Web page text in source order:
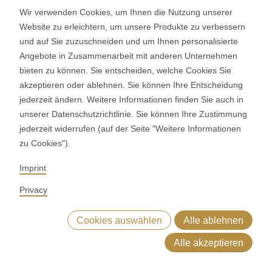
of
modules/custom/rondo_contact/src/ContactService.php
Schweiz
SOCIAL MEDIA
LinkedIn
Youtube
Google Reviews
© 2026 RONDO BURGDORF AG
AGB ERSATZTEILE
DATENSCHUTZERKLÄRUNGIMPRESSUMWHISTLEBLOWING (IT)
Wir verwenden Cookies, um Ihnen die Nutzung unserer
Website zu erleichtern, um unsere Produkte zu verbessern
und auf Sie zuzuschneiden und um Ihnen personalisierte
Angebote in Zusammenarbeit mit anderen Unternehmen
bieten zu können. Sie entscheiden, welche Cookies Sie
akzeptieren oder ablehnen. Sie können Ihre Entscheidung
jederzeit ändern. Weitere Informationen finden Sie auch in
unserer Datenschutzrichtlinie. Sie können Ihre Zustimmung
jederzeit widerrufen (auf der Seite "Weitere Informationen
zu Cookies").
Imprint
Privacy
Cookies auswählen Alle ablehnen
Alle akzeptieren